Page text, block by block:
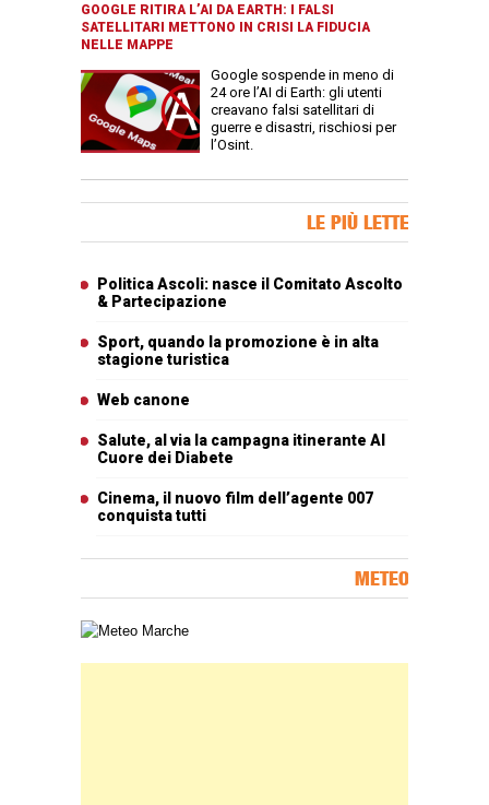
GOOGLE RITIRA L’AI DA EARTH: I FALSI
SATELLITARI METTONO IN CRISI LA FIDUCIA
NELLE MAPPE
Google sospende in meno di
24 ore l’AI di Earth: gli utenti
creavano falsi satellitari di
guerre e disastri, rischiosi per
l’Osint.
LE PIÙ LETTE
Politica Ascoli: nasce il Comitato Ascolto
& Partecipazione
Sport, quando la promozione è in alta
stagione turistica
Web canone
Salute, al via la campagna itinerante Al
Cuore dei Diabete
Cinema, il nuovo film dell’agente 007
conquista tutti
METEO
Carta meteorologica delle Marche